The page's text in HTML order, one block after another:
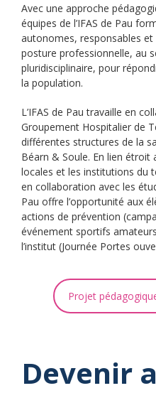
Avec une approche
équipes de l’IFAS de Pau
autonomes, responsables
posture professionnelle, au
pluridisciplinaire, pour
la population.
L’IFAS de Pau travaille en
Groupement Hospitalier de
différentes structures de la
Béarn & Soule. En lien étroit
locales et les institutions du
en collaboration avec les
Pau offre l’opportunité aux
actions de prévention
événement sportifs
l’institut (Journée Portes
Projet
Devenir